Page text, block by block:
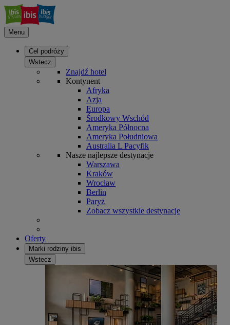
Menu
Cel podróży
Wstecz
Znajdź hotel
Kontynent
Afryka
Azja
Europa
Środkowy Wschód
Ameryka Północna
Ameryka Południowa
Australia L Pacyfik
Nasze najlepsze destynacje
Warszawa
Kraków
Wrocław
Berlin
Paryż
Zobacz wszystkie destynacje
Oferty
Marki rodziny ibis
Wstecz